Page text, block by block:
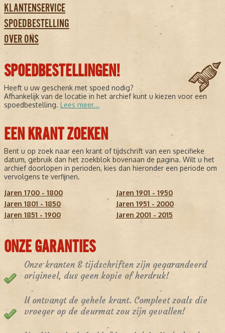
KLANTENSERVICE
SPOEDBESTELLING
OVER ONS
SPOEDBESTELLINGEN!
Heeft u uw geschenk met spoed nodig?
Afhankelijk van de locatie in het archief kunt u kiezen voor een
spoedbestelling. Lees meer...
EEN KRANT ZOEKEN
Bent u op zoek naar een krant of tijdschrift van een specifieke
datum, gebruik dan het zoekblok bovenaan de pagina. Wilt u het
archief doorlopen in perioden, kies dan hieronder een periode om
vervolgens te verfijnen.
Jaren 1700 - 1800
Jaren 1801 - 1850
Jaren 1851 - 1900
Jaren 1901 - 1950
Jaren 1951 - 2000
Jaren 2001 - 2015
ONZE GARANTIES
Onze kranten & tijdschriften zijn gegarandeerd
origineel, dus geen kopie of herdruk!
U ontvangt de gehele krant. Compleet zoals die
vroeger op de deurmat zou zijn gevallen!